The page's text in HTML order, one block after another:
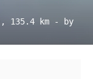
, 135.4 km - by